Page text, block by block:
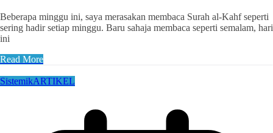
Beberapa minggu ini, saya merasakan membaca Surah al-Kahf seperti
sering hadir setiap minggu. Baru sahaja membaca seperti semalam, hari
ini
Read More
SistemikARTIKEL